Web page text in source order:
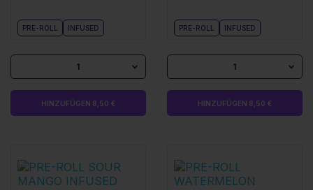
PRE-ROLL INFUSED
1
HINZUFÜGEN 8,50 €
PRE-ROLL INFUSED
1
HINZUFÜGEN 8,50 €